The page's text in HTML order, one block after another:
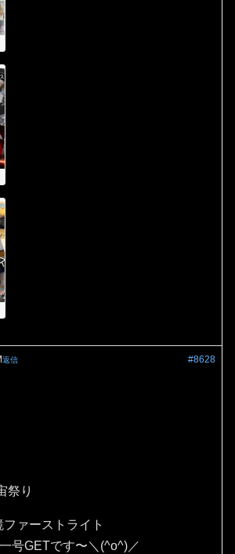
#8628
返信
祭り
ァーストライト
号GETです〜＼(^o^)／